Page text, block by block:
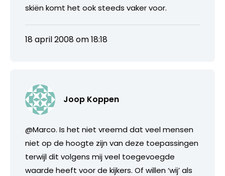
skiën komt het ook steeds vaker voor.
18 april 2008 om 18:18
Joop Koppen
@Marco. Is het niet vreemd dat veel mensen
niet op de hoogte zijn van deze toepassingen
terwijl dit volgens mij veel toegevoegde
waarde heeft voor de kijkers. Of willen ‘wij’ als